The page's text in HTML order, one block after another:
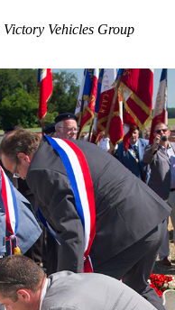
Victory Vehicles Group